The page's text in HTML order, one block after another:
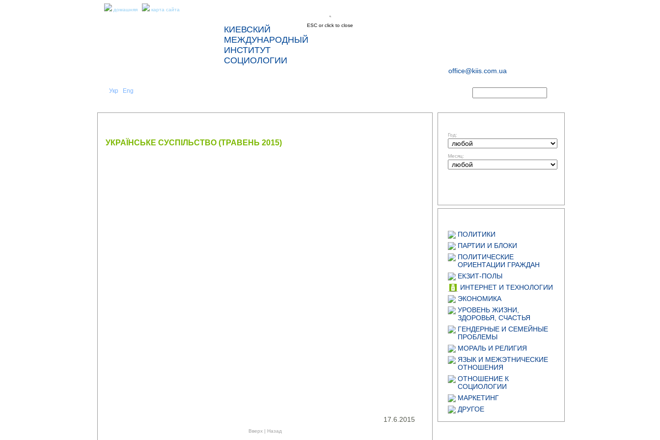
домашняя карта сайта
КИЕВСКИЙ
МЕЖДУНАРОДНЫЙ
ИНСТИТУТ
СОЦИОЛОГИИ
office@kiis.com.ua
Укр Eng
ESC or click to close
УКРАЇНСЬКЕ СУСПІЛЬСТВО (ТРАВЕНЬ 2015)
17.6.2015
Вверх| Назад
Год:
Месяц:
ПОЛИТИКИ
ПАРТИИ И БЛОКИ
ПОЛИТИЧЕСКИЕ
ОРИЕНТАЦИИ ГРАЖДАН
ЕКЗИТ-ПОЛЫ
ИНТЕРНЕТ И ТЕХНОЛОГИИ
ЭКОНОМИКА
УРОВЕНЬ ЖИЗНИ,
ЗДОРОВЬЯ, СЧАСТЬЯ
ГЕНДЕРНЫЕ И СЕМЕЙНЫЕ
ПРОБЛЕМЫ
МОРАЛЬ И РЕЛИГИЯ
ЯЗЫК И МЕЖЭТНИЧЕСКИЕ
ОТНОШЕНИЯ
ОТНОШЕНИЕ К
СОЦИОЛОГИИ
МАРКЕТИНГ
ДРУГОЕ